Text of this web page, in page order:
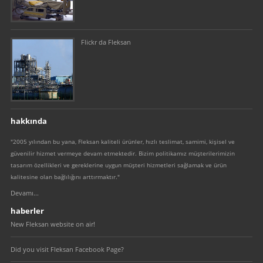
Flickr da Fleksan
hakkında
"2005 yılından bu yana, Fleksan kaliteli ürünler, hızlı teslimat, samimi, kişisel ve
güvenilir hizmet vermeye devam etmektedir. Bizim politikamız müşterilerimizin
tasarım özellikleri ve gereklerine uygun müşteri hizmetleri sağlamak ve ürün
kalitesine olan bağlılığını arttırmaktır."
Devamı...
haberler
New Fleksan website on air!
Did you visit Fleksan Facebook Page?